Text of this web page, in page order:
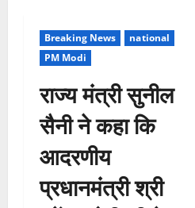
Breaking News
national
PM Modi
राज्य मंत्री सुनील
सैनी ने कहा कि
आदरणीय
प्रधानमंत्री श्री